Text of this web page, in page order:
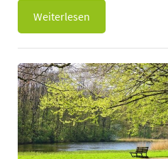
Weiterlesen